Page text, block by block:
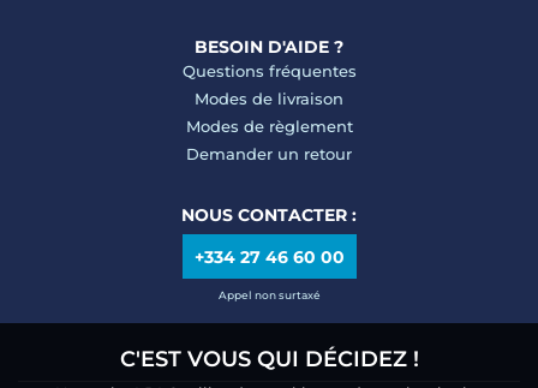
BESOIN D'AIDE ?
Questions fréquentes
Modes de livraison
Modes de règlement
Demander un retour
NOUS CONTACTER :
+334 27 46 60 00
Appel non surtaxé
C'EST VOUS QUI DÉCIDEZ !